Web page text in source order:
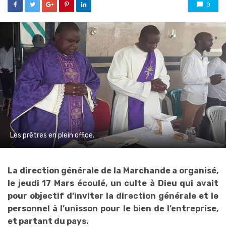
0
Les prêtres en plein office.
La direction générale de la Marchande a organisé,
le jeudi 17 Mars écoulé, un culte à Dieu qui avait
pour objectif d’inviter la direction générale et le
personnel à l’unisson pour le bien de l’entreprise,
et partant du pays.